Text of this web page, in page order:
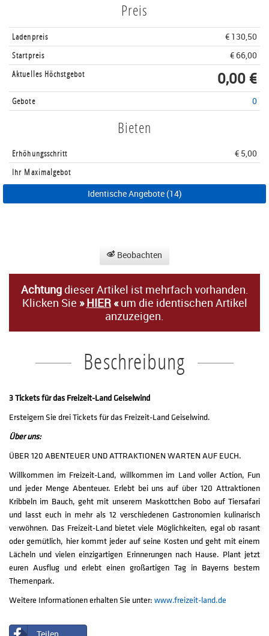
Preis
Ladenpreis
€ 130,50
Startpreis
€ 66,00
Aktuelles Höchstgebot
0,00 €
Gebote 0
Bieten
Erhöhungsschritt
€ 5,00
Ihr Maximalgebot
Identische Angebote (14)
Beobachten
Achtungdieser Artikel ist mehrfach vorhanden.
Klicken Sie »HIER«um die identischen Artikel
anzuzeigen.
Beschreibung
3 Tickets für das Freizeit-Land Geiselwind
Ersteigern Sie drei Tickets für das Freizeit-Land Geiselwind.
Über uns:
ÜBER 120 ABENTEUER UND ATTRAKTIONEN WARTEN AUF EUCH.
Willkommen im Freizeit-Land, willkommen im Land voller Action, Fun
und jeder Menge Abenteuer. Erlebt bei uns auf über 120 Attraktionen
Kribbeln im Bauch, geht mit unserem Maskottchen Bobo auf Tiersafari
und lasst euch in mehr als 12 verschiedenen Gastronomien kulinarisch
verwöhnen. Das Freizeit-Land bietet viele Möglichkeiten, egal ob rasant
oder gemütlich, hier kommt jeder auf seine Kosten und geht mit einem
Lächeln und vielen einzigartigen Erinnerungen nach Hause. Plant jetzt
euren Ausflug und erlebt einen großartigen Tag in Bayerns bestem
Themenpark.
Weitere Informationen erhalten Sie unter: www.freizeit-land.de